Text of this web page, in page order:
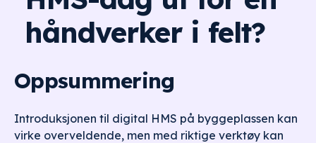
håndverker i felt?
Oppsummering
Introduksjonen til digital HMS på byggeplassen kan
virke overveldende, men med riktige verktøy kan